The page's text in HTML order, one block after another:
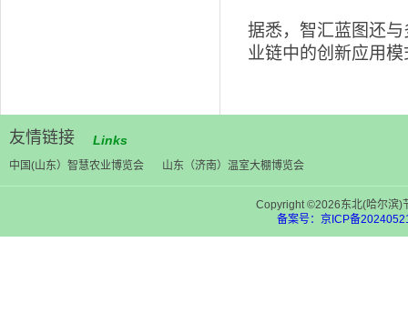
据悉，智汇蓝图还
业链中的创新应用模
友情链接 Links
中国(山东）智慧农业博览会 山东（济南）温室大棚博览会
Copyright ©2026东北(哈尔滨)
备案号：京ICP备